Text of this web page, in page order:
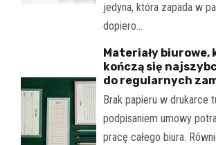
jedyna, która zapada w
dopiero…
Materiały biurowe,
kończą się
do regularnych
Brak papieru w drukarce
podpisaniem umowy
pracę całego biura.